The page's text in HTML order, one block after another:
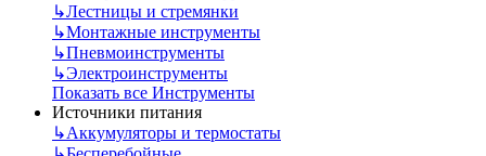
↳Лестницы и стремянки
↳Монтажные инструменты
↳Пневмоинструменты
↳Электроинструменты
Показать все Инструменты
Источники питания
↳Аккумуляторы и термостаты